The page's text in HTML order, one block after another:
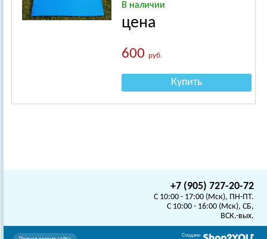
В наличии
цена
600руб.
Купить
+7 (905) 727-20-72
C 10:00 - 17:00 (Мск), ПН-ПТ.
C 10:00 - 16:00 (Мск), СБ,
ВСК.-вых.
Создано